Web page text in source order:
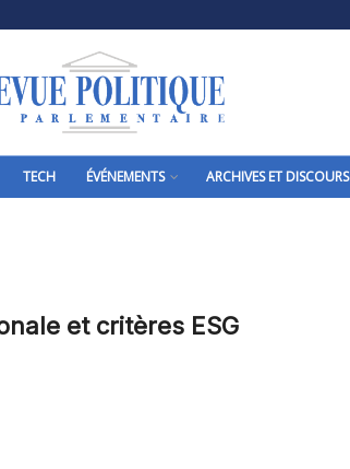
TECH ÉVÉNEMENTS ARCHIVES ET DISCOURS
et critères ESG